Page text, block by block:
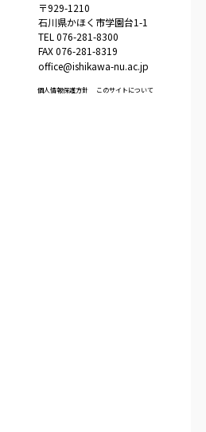
〒929-1210
石川県かほく市学園台1-1
TEL 076-281-8300
FAX 076-281-8319
office@ishikawa-nu.ac.jp
個人情報保護方針 このサイトについて